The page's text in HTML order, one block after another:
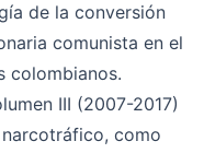
de la conversión
comunista en el
colombianos.
III (2007-2017)
como